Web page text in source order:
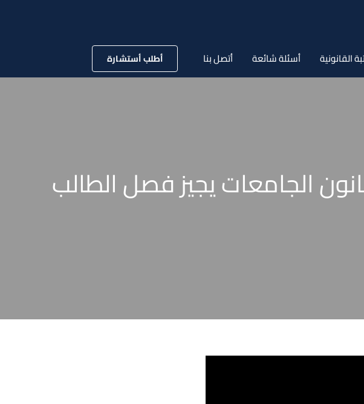
القانونية أسئلة شائعة أتصل بنا أطلب أستشارة
15 لسنة 2014 بتعديل قانون الجامعات يجيز فصل الطالب